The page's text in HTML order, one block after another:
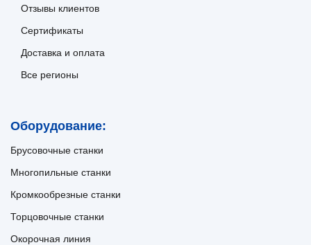
Отзывы клиентов
Сертификаты
Доставка и оплата
Все регионы
Оборудование:
Брусовочные станки
Многопильные станки
Кромкообрезные станки
Торцовочные станки
Окорочная линия